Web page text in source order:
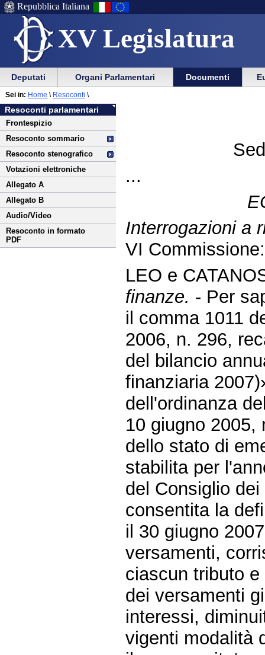
XV Legislatura
Menu
di
ausilio
alla
navigazione
Vai
Menu
di
navigazione
principale
Repubblica Italiana
Menu
di
navigazione
principale
Vai
menu
di
sezione
Deputati Organi Parlamentari Documenti
Vai
al
contenuto
Resoconti parlamentari
Frontespizio
Resoconto sommario
Resoconto stenografico
Votazioni elettroniche
Allegato A
Allegato B
Audio/Video
Resoconto in formato
PDF
Sei in: Home \ Resoconti \
...
Interrogazioni a
VI Commissione:
LEO e
finanze. - Per
il comma 1011
2006, n. 296,
del bilancio
finanziaria
dell'ordinanza
10 giugno 2005,
dello stato di
stabilita per
del Consiglio
consentita la
il 30 giugno
versamenti,
ciascun tributo
dei versamenti
interessi,
vigenti modalità